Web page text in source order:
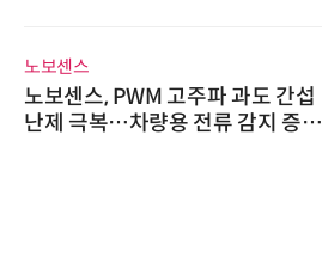
노보센스
노보센스, PWM 고주파 과도 간섭
난제 극복…차량용 전류 감지 증폭